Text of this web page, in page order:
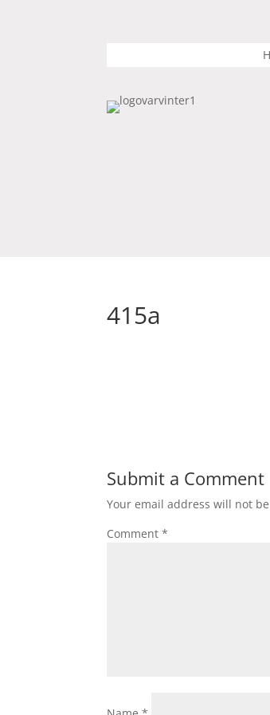
415a
Submit a Comment
Your email address will not
Comment*